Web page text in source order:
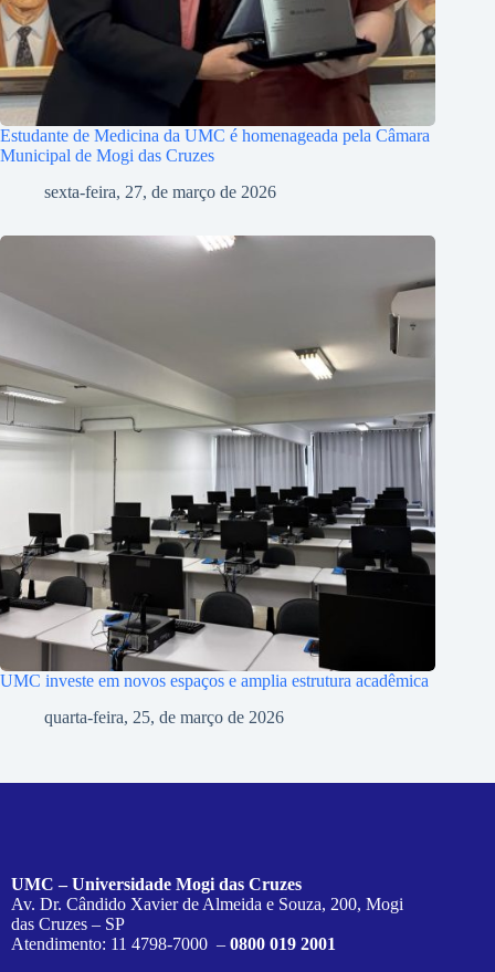
Estudante de Medicina da UMC é homenageada pela Câmara
Municipal de Mogi das Cruzes
sexta-feira, 27, de março de 2026
UMC investe em novos espaços e amplia estrutura acadêmica
quarta-feira, 25, de março de 2026
UMC – Universidade Mogi das Cruzes
Av. Dr. Cândido Xavier de Almeida e Souza, 200, Mogi
das Cruzes – SP
Atendimento: 11 4798-7000 – 0800 019 2001